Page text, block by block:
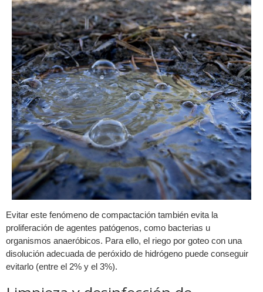
Evitar este fenómeno de compactación también evita la
proliferación de agentes patógenos, como bacterias u
organismos anaeróbicos. Para ello, el riego por goteo con una
disolución adecuada de peróxido de hidrógeno puede conseguir
evitarlo (entre el 2% y el 3%).